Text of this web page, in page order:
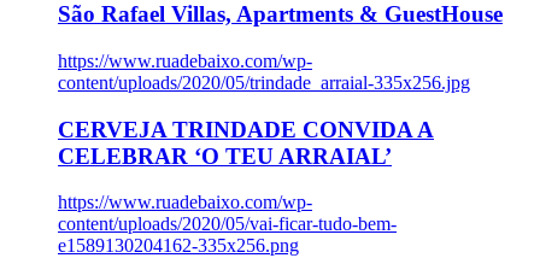
São Rafael Villas, Apartments & GuestHouse
https://www.ruadebaixo.com/wp-
content/uploads/2020/05/trindade_arraial-335x256.jpg
CERVEJA TRINDADE CONVIDA A
CELEBRAR ‘O TEU ARRAIAL’
https://www.ruadebaixo.com/wp-
content/uploads/2020/05/vai-ficar-tudo-bem-
e1589130204162-335x256.png